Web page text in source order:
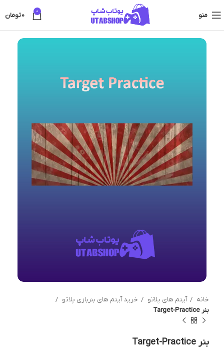
منو 0
0تومان
خانه آیتم های پلاتو
خرید آیتم های بنربازی پلاتو
بنر Target-Practice
بنر Target-Practice